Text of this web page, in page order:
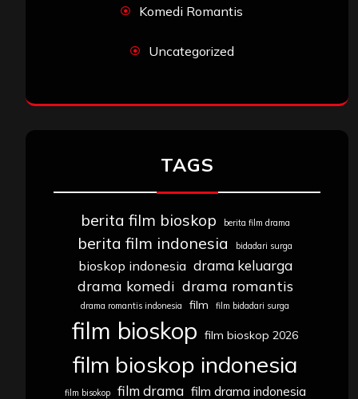
Komedi Romantis
Uncategorized
TAGS
berita film bioskop berita film drama
berita film indonesia bidadari surga
bioskop indonesia drama keluarga
drama komedi drama romantis
drama romantis indonesia film film bidadari surga
film bioskop film bioskop 2026
film bioskop indonesia
film bisokop film drama film drama indonesia